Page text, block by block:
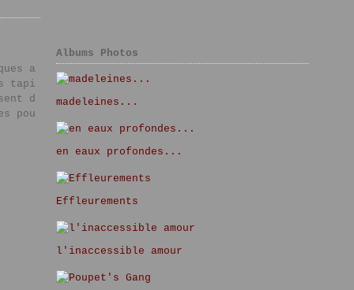
a
tapi
d
pou
Albums Photos
madeleines...
en eaux profondes...
Effleurements
l'inaccessible amour